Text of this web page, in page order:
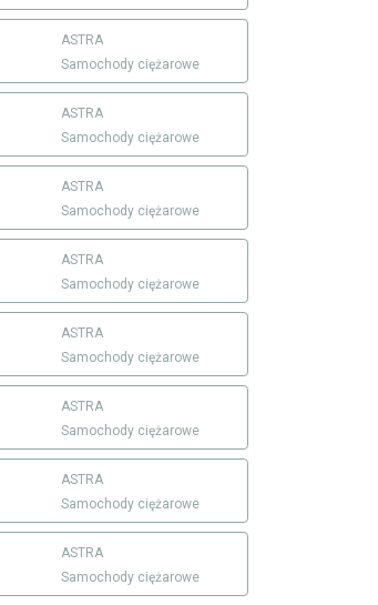
ASTRA
Samochody ciężarowe
ASTRA
Samochody ciężarowe
ASTRA
Samochody ciężarowe
ASTRA
Samochody ciężarowe
ASTRA
Samochody ciężarowe
ASTRA
Samochody ciężarowe
ASTRA
Samochody ciężarowe
ASTRA
Samochody ciężarowe